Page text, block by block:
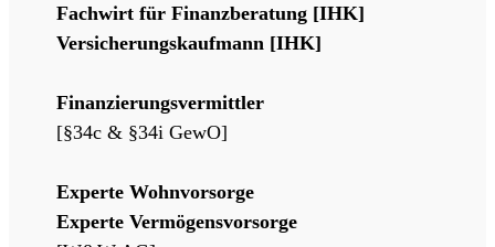
Fachwirt für Finanzberatung [IHK]
Versicherungskaufmann [IHK]
Finanzierungsvermittler
[§34c & §34i GewO]
Experte Wohnvorsorge
Experte Vermögensvorsorge